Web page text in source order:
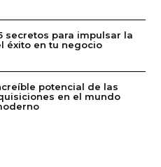
secretos para impulsar la
éxito en tu negocio
potencial de las
en el mundo